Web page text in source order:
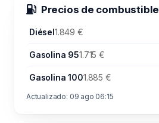
Precios de combustible
Diésel1.849 €
Gasolina 951.715 €
Gasolina 1001.885 €
Actualizado: 09 ago 06:15